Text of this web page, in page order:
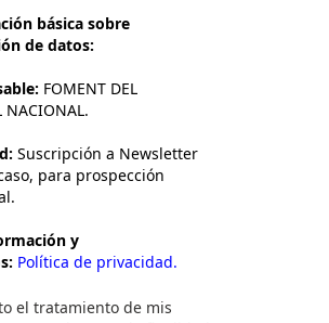
básica sobre
de datos:
FOMENT DEL
NACIONAL.
Suscripción a Newsletter
para prospección
y
Política de privacidad.
el tratamiento de mis